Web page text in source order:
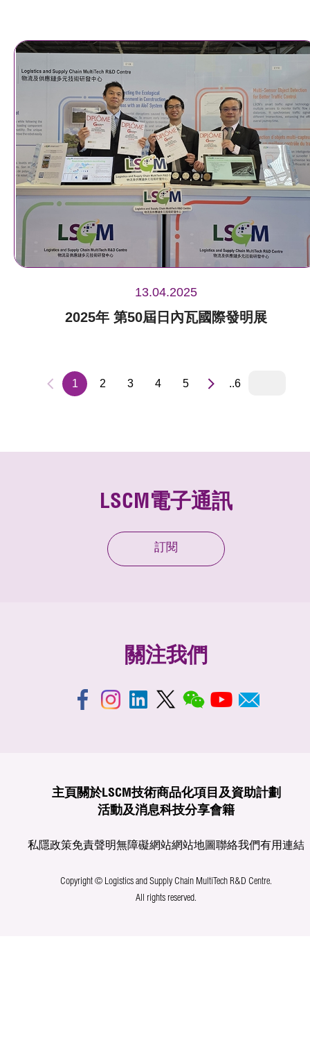
13.04.2025
2025年 第50屆日內瓦國際發明展
1 2 3 4 5 ..6
LSCM電子通訊
訂閱
關注我們
主頁關於LSCM技術商品化項目及資助計劃
活動及消息科技分享會籍
私隱政策免責聲明無障礙網站網站地圖聯絡我們有用連結
Copyright © Logistics and Supply Chain MultiTech R&D Centre.
All rights reserved.